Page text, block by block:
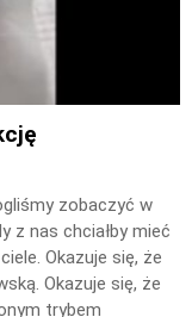
zobaczyć w
z nas chciałby mieć
Okazuje się, że
Okazuje się, że
trybem